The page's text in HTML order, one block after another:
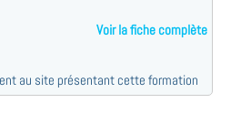
Voir la fiche complète
au site présentant cette formation